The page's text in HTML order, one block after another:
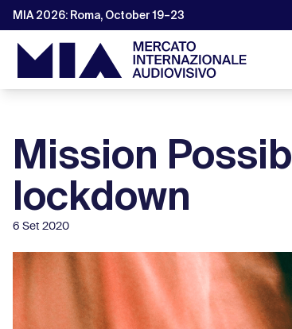
MIA 2026: Roma, October 19–23
Mission
lockdown
6 Set 2020